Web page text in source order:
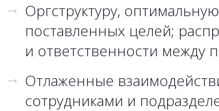
Оргструктуру,
поставленных целей;
и ответственности между
Отлаженные
сотрудниками и